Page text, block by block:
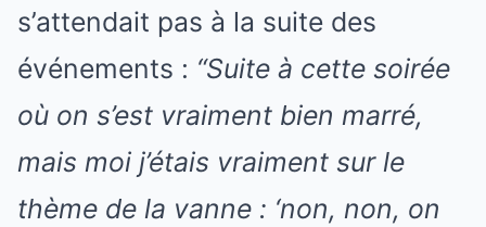
s’attendait pas à la suite des
événements : “Suite à cette soirée
où on s’est vraiment bien marré,
mais moi j’étais vraiment sur le
thème de la vanne : ‘non, non, on